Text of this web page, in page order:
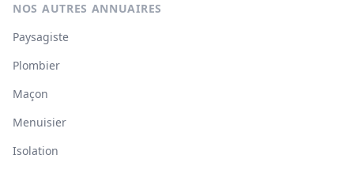
NOS AUTRES ANNUAIRES
Paysagiste
Plombier
Maçon
Menuisier
Isolation